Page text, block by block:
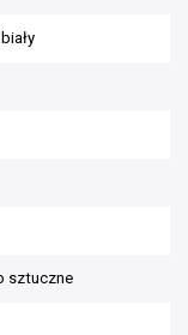
sztuczne